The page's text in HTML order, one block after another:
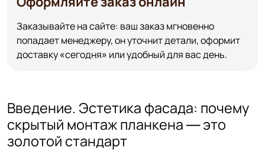
Заказывайте на сайте: ваш заказ мгновенно
попадает менеджеру, он уточнит детали, оформит
доставку «сегодня» или удобный для вас день.
Введение. Эстетика фасада: почему
скрытый монтаж планкена — это
золотой стандарт